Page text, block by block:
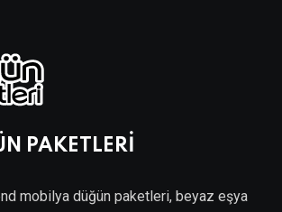
PAKETLERİ
mobilya düğün paketleri, beyaz eşya